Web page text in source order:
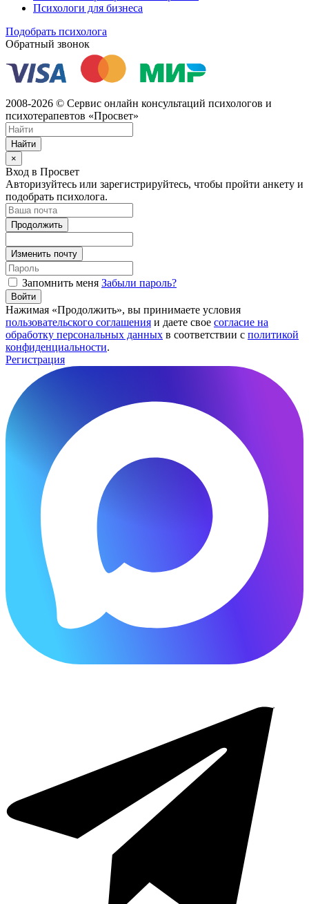
Психологи для бизнеса
Подобрать психолога
Обратный звонок
2008-2026 © Сервис онлайн консультаций психологов и
психотерапевтов «Просвет»
Найти
×
Вход в Просвет
Авторизуйтесь или зарегистрируйтесь, чтобы пройти анкету и
подобрать психолога.
Продолжить
Изменить почту
Запомнить меня Забыли пароль?
Войти
Нажимая «Продолжить», вы принимаете условия
пользовательского соглашения и даете свое согласие на
обработку персональных данных в соответствии с политикой
конфиденциальности.
Регистрация